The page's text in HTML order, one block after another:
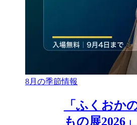
8月の季節情報
「ふくおか
もの展2026